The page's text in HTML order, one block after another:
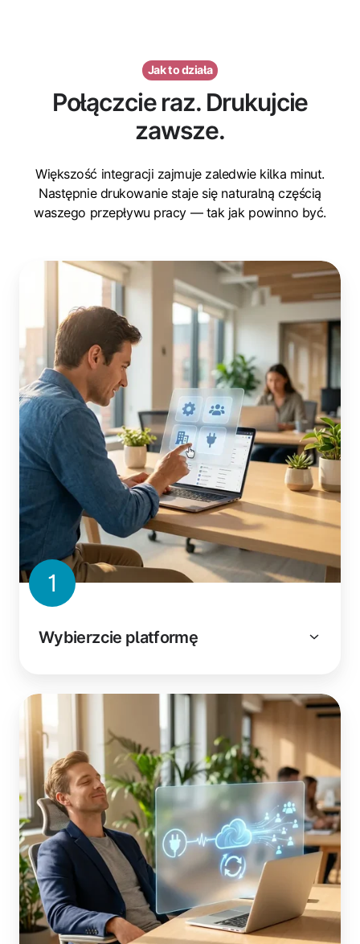
Jak to działa
Połączcie raz. Drukujcie
zawsze.
Większość integracji zajmuje zaledwie kilka minut.
Następnie drukowanie staje się naturalną częścią
waszego przepływu pracy — tak jak powinno być.
1
Wybierzcie platformę